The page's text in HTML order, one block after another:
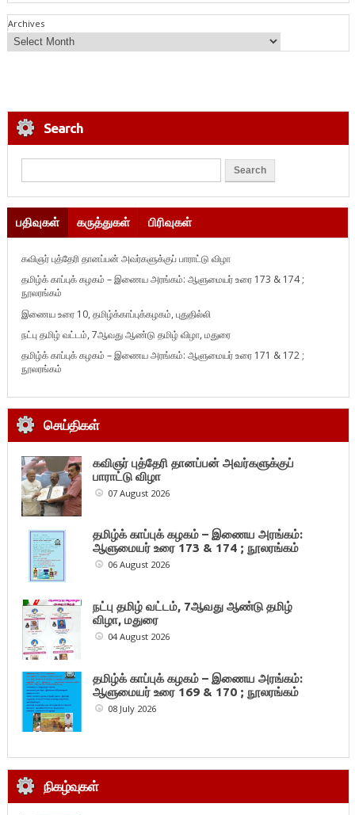
Archives
Search
பதிவுகள் கருத்துகள் பிரிவுகள்
கவிஞர் புத்தேரி தானப்பன் அவர்களுக்குப் பாராட்டு விழா
தமிழ்க் காப்புக் கழகம் – இணைய அரங்கம்: ஆளுமையர் உரை 173 & 174 ;
நூலரங்கம்
இணைய உரை 10, தமிழ்க்காப்புக்கழகம், புதுதில்லி
நட்பு தமிழ் வட்டம், 7ஆவது ஆண்டு தமிழ் விழா, மதுரை
தமிழ்க் காப்புக் கழகம் – இணைய அரங்கம்: ஆளுமையர் உரை 171 & 172 ;
நூலரங்கம்
செய்திகள்
கவிஞர் புத்தேரி தானப்பன் அவர்களுக்குப்
பாராட்டு விழா
07 August 2026
தமிழ்க் காப்புக் கழகம் – இணைய அரங்கம்:
ஆளுமையர் உரை 173 & 174 ; நூலரங்கம்
06 August 2026
நட்பு தமிழ் வட்டம், 7ஆவது ஆண்டு தமிழ்
விழா, மதுரை
04 August 2026
தமிழ்க் காப்புக் கழகம் – இணைய அரங்கம்:
ஆளுமையர் உரை 169 & 170 ; நூலரங்கம்
08 July 2026
நிகழ்வுகள்